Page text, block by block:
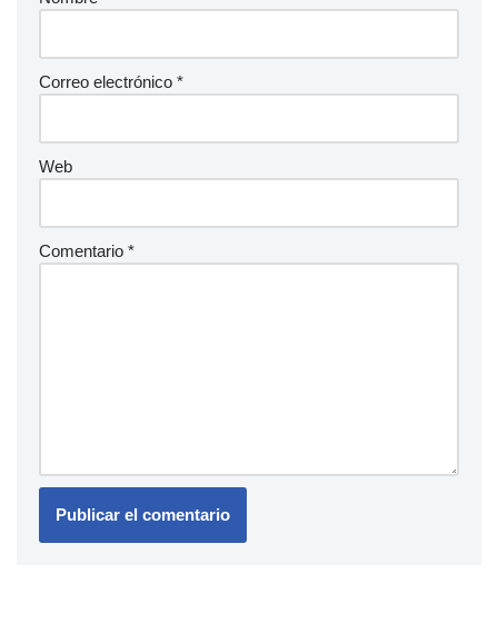
Correo electrónico *
Web
Comentario *